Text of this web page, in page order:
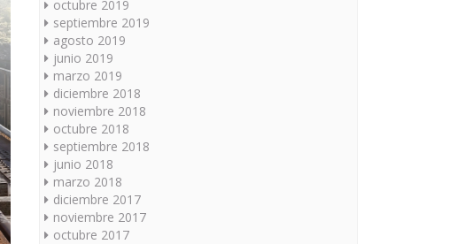
octubre 2019
septiembre 2019
agosto 2019
junio 2019
marzo 2019
diciembre 2018
noviembre 2018
octubre 2018
septiembre 2018
junio 2018
marzo 2018
diciembre 2017
noviembre 2017
octubre 2017